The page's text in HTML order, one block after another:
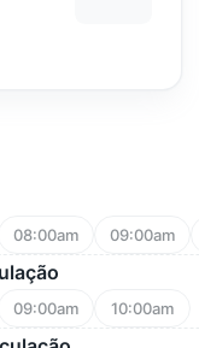
08:00am 09:00am
09:00am 10:00am